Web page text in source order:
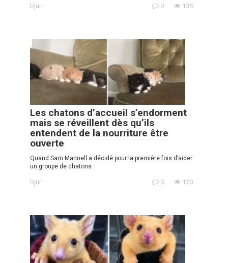
Djur 0 135
Les chatons d’accueil s’endorment
mais se réveillent dès qu’ils
entendent de la nourriture être
ouverte
Quand Sam Mannell a décidé pour la première fois d’aider
un groupe de chatons
Djur 0 120